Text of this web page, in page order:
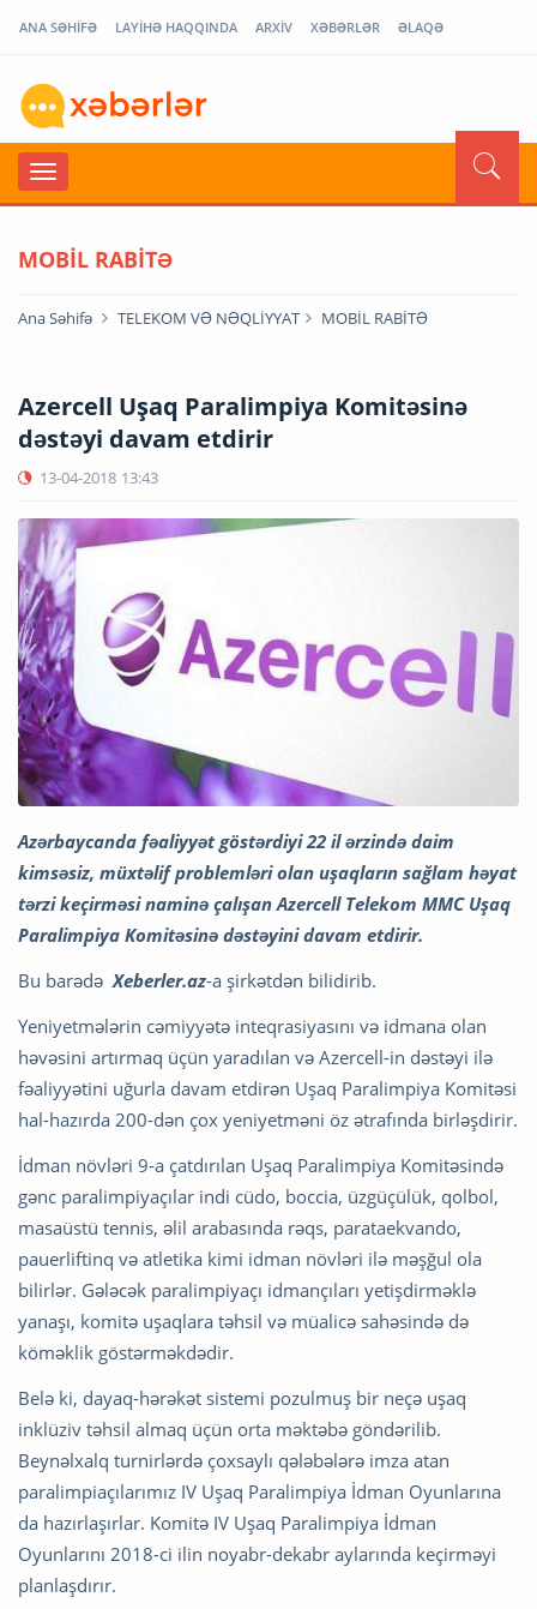
ANA SƏHİFƏ LAYİHƏ HAQQINDA ARXİV XƏBƏRLƏR ƏLAQƏ
MOBİL RABİTƏ
Ana Səhifə TELEKOM VƏ NƏQLİYYAT MOBİL RABİTƏ
Azercell Uşaq Paralimpiya Komitəsinə
dəstəyi davam etdirir
13-04-2018 13:43
Azərbaycanda fəaliyyət göstərdiyi 22 il ərzində daim
kimsəsiz, müxtəlif problemləri olan uşaqların sağlam həyat
tərzi keçirməsi naminə çalışan Azercell Telekom MMC Uşaq
Paralimpiya Komitəsinə dəstəyini davam etdirir.
Bu barədəXeberler.az-a şirkətdən bilidirib.
Yeniyetmələrin cəmiyyətə inteqrasiyasını və idmana olan
həvəsini artırmaq üçün yaradılan və Azercell-in dəstəyi ilə
fəaliyyətini uğurla davam etdirən Uşaq Paralimpiya Komitəsi
hal-hazırda 200-dən çox yeniyetməni öz ətrafında birləşdirir.
İdman növləri 9-a çatdırılan Uşaq Paralimpiya Komitəsində
gənc paralimpiyaçılar indi cüdo, boccia, üzgüçülük, qolbol,
masaüstü tennis, əlil arabasında rəqs, parataekvando,
pauerliftinq və atletika kimi idman növləri ilə məşğul ola
bilirlər. Gələcək paralimpiyaçı idmançıları yetişdirməklə
yanaşı, komitə uşaqlara təhsil və müalicə sahəsində də
köməklik göstərməkdədir.
Belə ki, dayaq-hərəkət sistemi pozulmuş bir neçə uşaq
inklüziv təhsil almaq üçün orta məktəbə göndərilib.
Beynəlxalq turnirlərdə çoxsaylı qələbələrə imza atan
paralimpiaçılarımız IV Uşaq Paralimpiya İdman Oyunlarına
da hazırlaşırlar. Komitə IV Uşaq Paralimpiya İdman
Oyunlarını 2018-ci ilin noyabr-dekabr aylarında keçirməyi
planlaşdırır.